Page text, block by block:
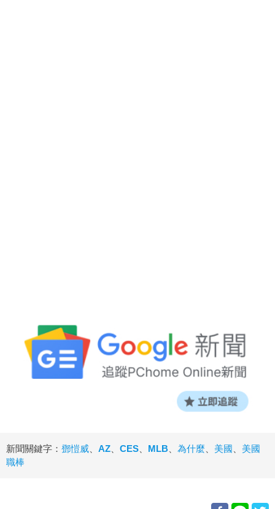
新聞關鍵字： 鄧愷威 AZ CES MLB 為什麼 美國
美國
職棒